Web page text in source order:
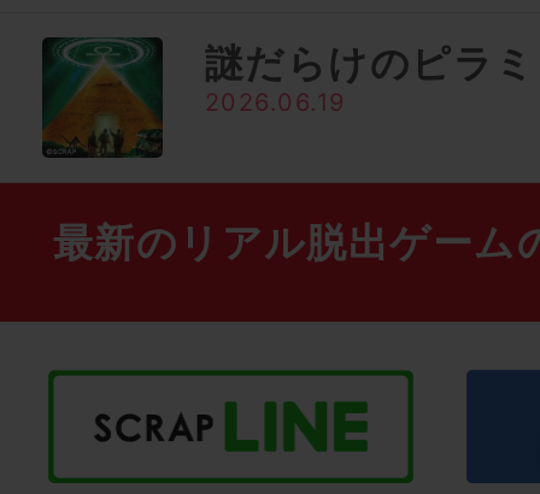
謎だらけのピラ
2026.06.19
最新のリアル脱出ゲーム